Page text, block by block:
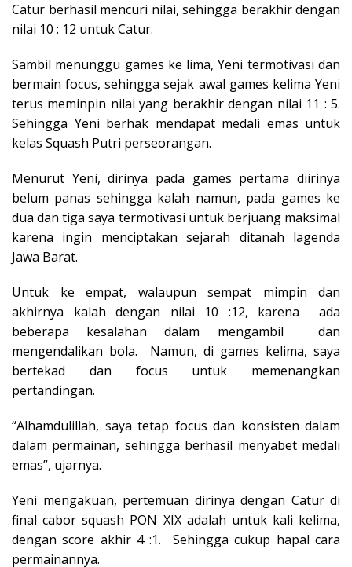
Catur berhasil mencuri nilai, sehingga berakhir dengan
nilai 10 : 12 untuk Catur.
Sambil menunggu games ke lima, Yeni termotivasi dan
bermain focus, sehingga sejak awal games kelima Yeni
terus meminpin nilai yang berakhir dengan nilai 11 : 5.
Sehingga Yeni berhak mendapat medali emas untuk
kelas Squash Putri perseorangan.
Menurut Yeni, dirinya pada games pertama diirinya
belum panas sehingga kalah namun, pada games ke
dua dan tiga saya termotivasi untuk berjuang maksimal
karena ingin menciptakan sejarah ditanah lagenda
Jawa Barat.
Untuk ke empat, walaupun sempat mimpin dan
akhirnya kalah dengan nilai 10 :12, karena ada
beberapa kesalahan dalam mengambil dan
mengendalikan bola. Namun, di games kelima, saya
bertekad dan focus untuk memenangkan
pertandingan.
“Alhamdulillah, saya tetap focus dan konsisten dalam
dalam permainan, sehingga berhasil menyabet medali
emas”, ujarnya.
Yeni mengakuan, pertemuan dirinya dengan Catur di
final cabor squash PON XIX adalah untuk kali kelima,
dengan score akhir 4 :1. Sehingga cukup hapal cara
permainannya.